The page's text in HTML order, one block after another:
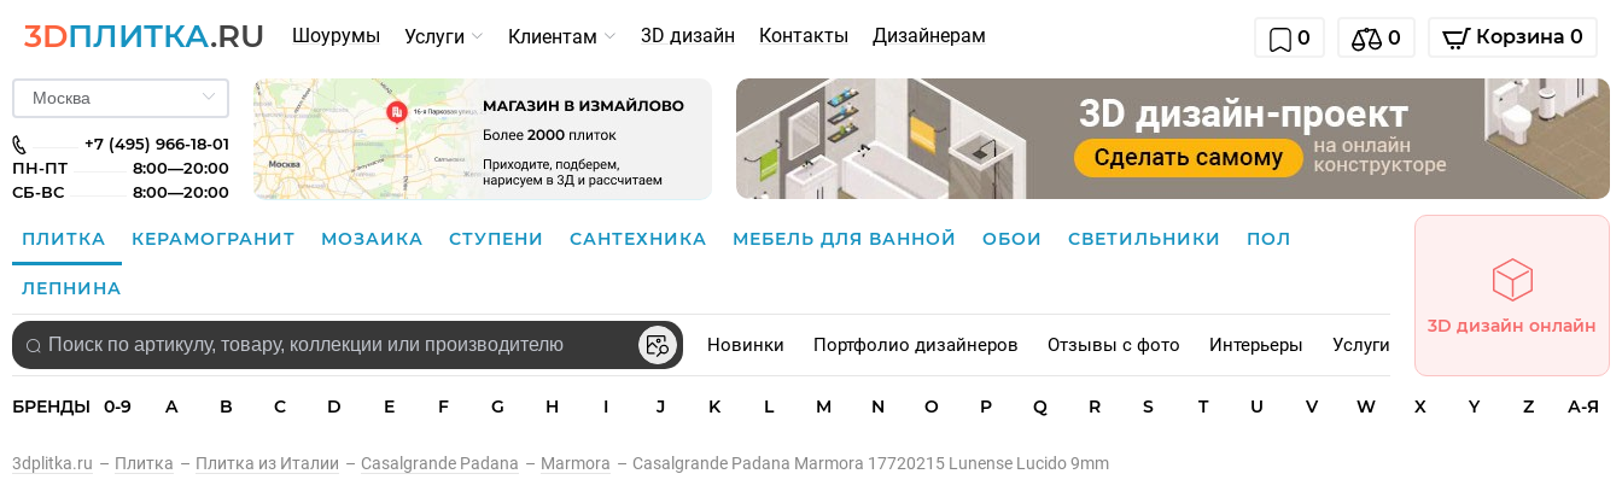
3DПЛИТКА.RU Шоурумы Услуги Клиентам 3D дизайн Контакты Дизайнерам 0 0 Корзина 0
+7 (495) 966-18-01
ПН-ПТ
8:00—20:00
СБ-ВС
8:00—20:00
ПЛИТКА КЕРАМОГРАНИТ МОЗАИКА СТУПЕНИ САНТЕХНИКА МЕБЕЛЬ ДЛЯ ВАННОЙ ОБОИ СВЕТИЛЬНИКИ ПОЛ
ЛЕПНИНА
Новинки Портфолио дизайнеров Отзывы с фото Интерьеры Услуги
3D дизайн онлайн
БРЕНДЫ 0-9 A B C D E F G H I J K L M N O P Q R S T U V W X Y Z А-Я
3dplitka.ru – Плитка – Плитка из Италии – Casalgrande Padana – Marmora – Casalgrande Padana Marmora 17720215 Lunense Lucido 9mm